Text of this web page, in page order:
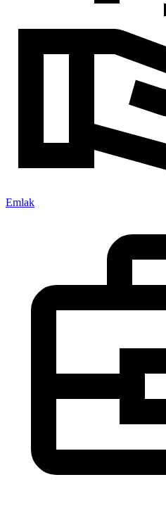
Emlak